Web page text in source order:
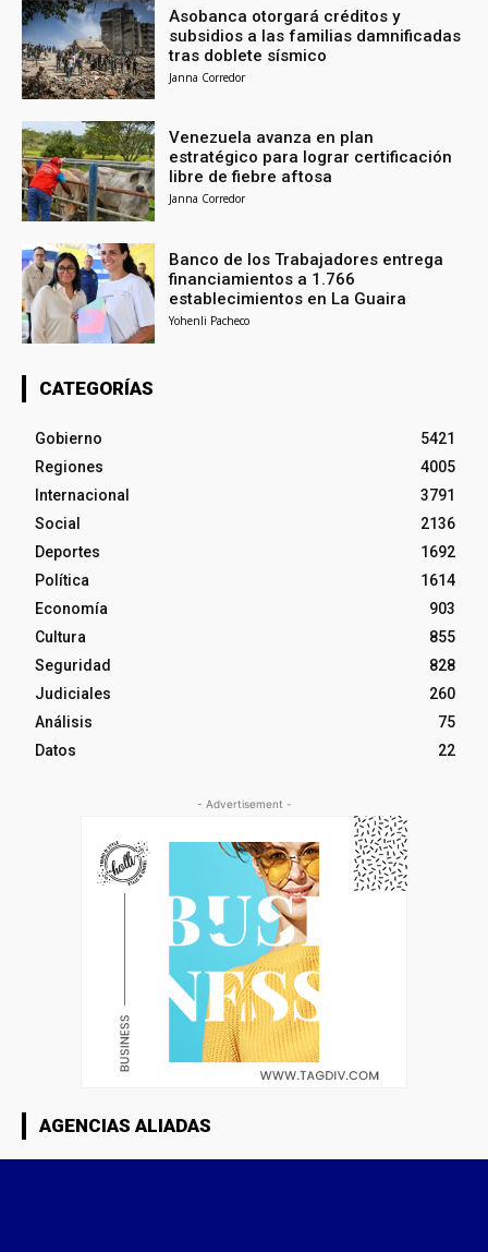
Asobanca otorgará créditos y
subsidios a las familias damnificadas
tras doblete sísmico
Janna Corredor
Venezuela avanza en plan
estratégico para lograr certificación
libre de fiebre aftosa
Janna Corredor
Banco de los Trabajadores entrega
financiamientos a 1.766
establecimientos en La Guaira
Yohenli Pacheco
CATEGORÍAS
Gobierno
5421
Regiones
4005
Internacional
3791
Social
2136
Deportes
1692
Política
1614
Economía
903
Cultura
855
Seguridad
828
Judiciales
260
Análisis
75
Datos
22
- Advertisement -
AGENCIAS ALIADAS